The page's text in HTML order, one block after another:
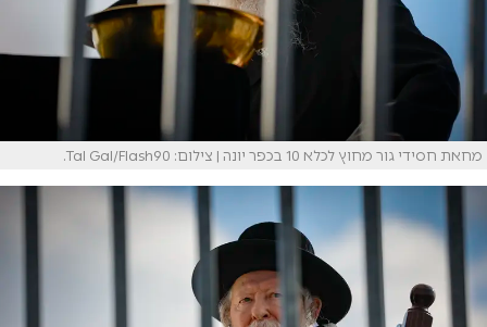
מחאת חסידי גור מחוץ לכלא 10 בכפר יונה | צילום: Tal Gal/Flash90.